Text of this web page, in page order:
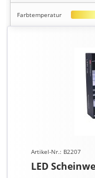
Farbtemperatur
Artikel-Nr.: B2207
LED